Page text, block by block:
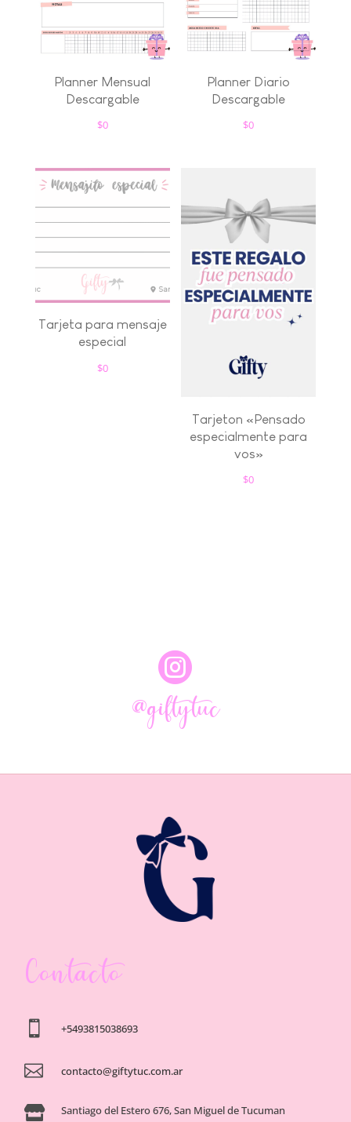
Planner Mensual
Descargable
$0
Planner Diario
Descargable
$0
Tarjeta para mensaje
especial
$0
Tarjeton «Pensado
especialmente para
vos»
$0

@giftytuc
Contacto
 +5493815038693
 contacto@giftytuc.com.ar
 Santiago del Estero 676, San Miguel de Tucuman